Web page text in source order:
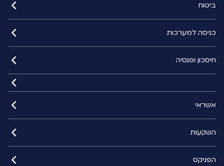
ביטוח
כניסה למערכות
חיסכון ופנסיה
אשראי
השקעות
הפניקס